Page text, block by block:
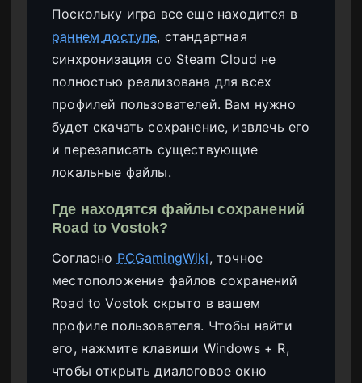
Поскольку игра все еще находится в
раннем доступе, стандартная
синхронизация со Steam Cloud не
полностью реализована для всех
профилей пользователей. Вам нужно
будет скачать сохранение, извлечь его
и перезаписать существующие
локальные файлы.
Где находятся файлы сохранений
Road to Vostok?
Согласно PCGamingWiki, точное
местоположение файлов сохранений
Road to Vostok скрыто в вашем
профиле пользователя. Чтобы найти
его, нажмите клавиши Windows + R,
чтобы открыть диалоговое окно